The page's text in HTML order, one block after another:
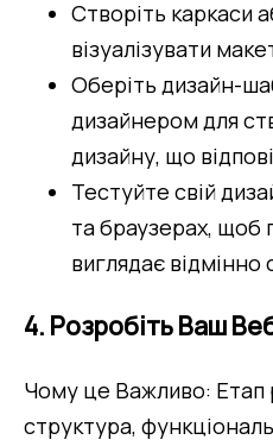
Створіть каркаси
візуалізувати
Оберіть дизайн-
дизайнером для
дизайну, що
Тестуйте свій
та браузерах, щоб
виглядає відмінно
4. Розробіть Ваш
Чому це Важливо: Етап
структура,